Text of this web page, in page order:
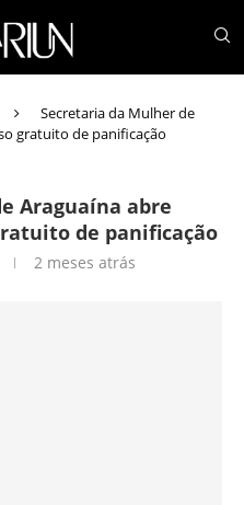
Secretaria da Mulher de
gratuito de panificação
Araguaína abre
de panificação
2 meses atrás